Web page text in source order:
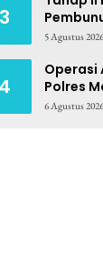
3
5 Agustus 2026
4
Operasi
Polres
Liter Sopi
6 Agustus 2026